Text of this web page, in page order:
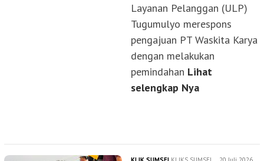
Layanan Pelanggan (ULP)
Tugumulyo merespons
pengajuan PT Waskita Karya
dengan melakukan
pemindahan Lihat
selengkap Nya